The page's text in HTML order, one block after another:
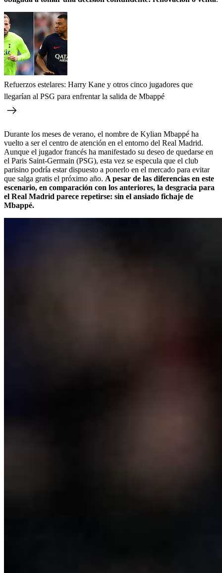
Refuerzos estelares: Harry Kane y otros cinco jugadores que
llegarían al PSG para enfrentar la salida de Mbappé
Durante los meses de verano, el nombre de Kylian Mbappé ha
vuelto a ser el centro de atención en el entorno del Real Madrid.
Aunque el jugador francés ha manifestado su deseo de quedarse en
el Paris Saint-Germain (PSG), esta vez se especula que el club
parisino podría estar dispuesto a ponerlo en el mercado para evitar
que salga gratis el próximo año. A pesar de las diferencias en este
escenario, en comparación con los anteriores, la desgracia para
el Real Madrid parece repetirse: sin el ansiado fichaje de
Mbappé.